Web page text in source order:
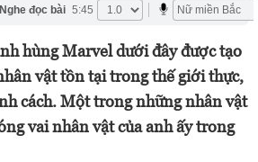
Nghe đọc bài 5:45
hùng Marvel dưới đây được tạo
vật tồn tại trong thế giới thực,
cách. Một trong những nhân vật
vai nhân vật của anh ấy trong